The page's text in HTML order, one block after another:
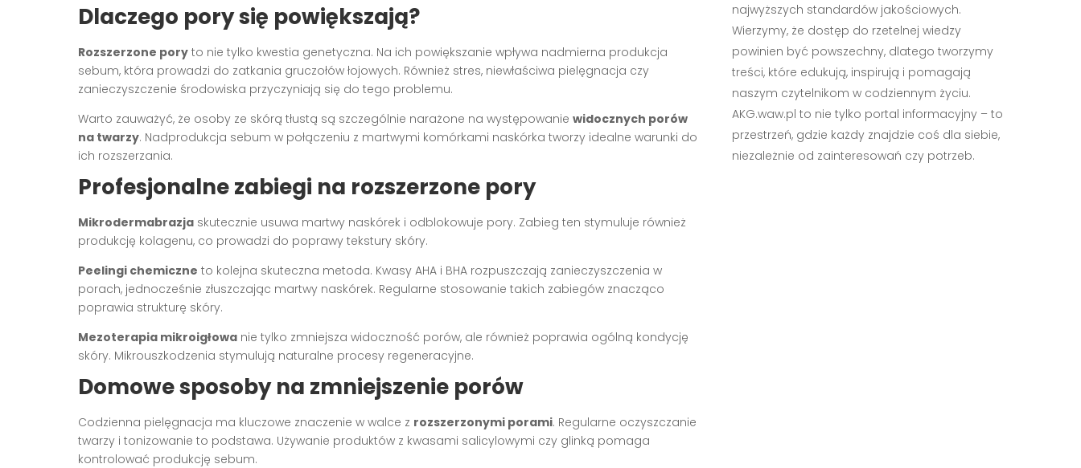
Dlaczego pory się powiększają?
Rozszerzone pory to nie tylko kwestia genetyczna. Na ich powiększanie wpływa nadmierna produkcja
sebum, która prowadzi do zatkania gruczołów łojowych. Również stres, niewłaściwa pielęgnacja czy
zanieczyszczenie środowiska przyczyniają się do tego problemu.
Warto zauważyć, że osoby ze skórą tłustą są szczególnie narażone na występowanie widocznych porów
na twarzy. Nadprodukcja sebum w połączeniu z martwymi komórkami naskórka tworzy idealne warunki do
ich rozszerzania.
Profesjonalne zabiegi na rozszerzone pory
Mikrodermabrazja skutecznie usuwa martwy naskórek i odblokowuje pory. Zabieg ten stymuluje również
produkcję kolagenu, co prowadzi do poprawy tekstury skóry.
Peelingi chemiczne to kolejna skuteczna metoda. Kwasy AHA i BHA rozpuszczają zanieczyszczenia w
porach, jednocześnie złuszczając martwy naskórek. Regularne stosowanie takich zabiegów znacząco
poprawia strukturę skóry.
Mezoterapia mikroigłowa nie tylko zmniejsza widoczność porów, ale również poprawia ogólną kondycję
skóry. Mikrouszkodzenia stymulują naturalne procesy regeneracyjne.
Domowe sposoby na zmniejszenie porów
Codzienna pielęgnacja ma kluczowe znaczenie w walce z rozszerzonymi porami. Regularne oczyszczanie
twarzy i tonizowanie to podstawa. Używanie produktów z kwasami salicylowymi czy glinką pomaga
kontrolować produkcję sebum.
najwyższych standardów jakościowych.
Wierzymy, że dostęp do rzetelnej wiedzy
powinien być powszechny, dlatego tworzymy
treści, które edukują, inspirują i pomagają
naszym czytelnikom w codziennym życiu.
AKG.waw.pl to nie tylko portal informacyjny – to
przestrzeń, gdzie każdy znajdzie coś dla siebie,
niezależnie od zainteresowań czy potrzeb.